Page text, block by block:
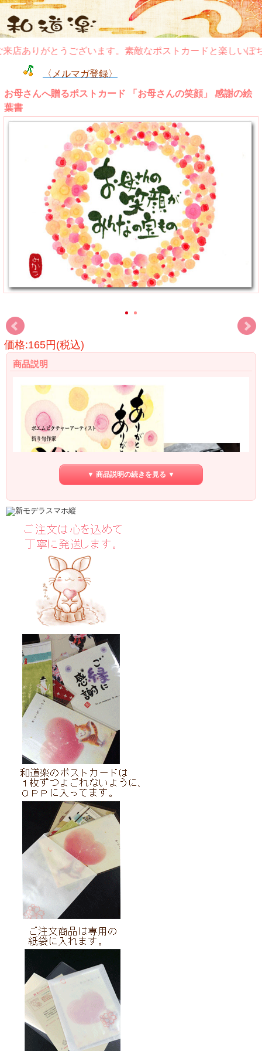
ありがとうございます。素敵なポストカードと楽しいぽち袋
〈メルマガ登録〉
お母さんへ贈るポストカード 「お母さんの笑顔」 感謝の絵
葉書
価格:165円(税込)
商品説明
▼ 商品説明の続きを見る ▼